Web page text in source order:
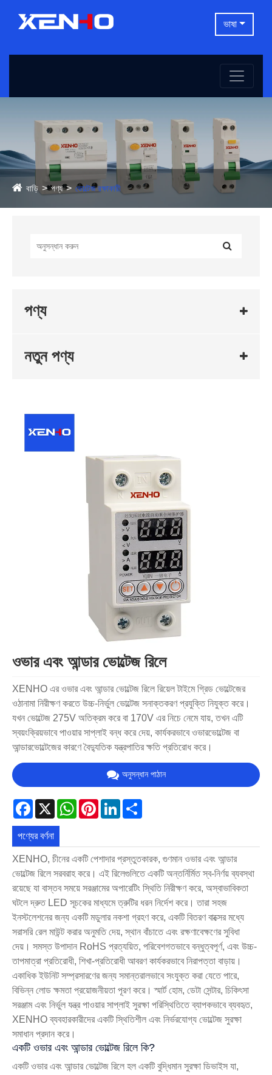
ভাষা
বাড়ি পণ্য ভোল্টেজ রক্ষাকারী
পণ্য
নতুন পণ্য
ওভার এবং আন্ডার ভোল্টেজ রিলে
XENHO এর ওভার এবং আন্ডার ভোল্টেজ রিলে রিয়েল টাইমে গ্রিড ভোল্টেজের
ওঠানামা নিরীক্ষণ করতে উচ্চ-নির্ভুল ভোল্টেজ সনাক্তকরণ প্রযুক্তি নিযুক্ত করে।
যখন ভোল্টেজ 275V অতিক্রম করে বা 170V এর নিচে নেমে যায়, তখন এটি
স্বয়ংক্রিয়ভাবে পাওয়ার সাপ্লাই বন্ধ করে দেয়, কার্যকরভাবে ওভারভোল্টেজ বা
আন্ডারভোল্টেজের কারণে বৈদ্যুতিক যন্ত্রপাতির ক্ষতি প্রতিরোধ করে।
অনুসন্ধান পাঠান
Facebook
X WhatsApp
PinterestLinkedIn
পণ্যের বর্ণনা
XENHO, চীনের একটি পেশাদার প্রস্তুতকারক, গুণমান ওভার এবং আন্ডার
ভোল্টেজ রিলে সরবরাহ করে। এই রিলেগুলিতে একটি অন্তর্নির্মিত স্ব-নির্ণয় ব্যবস্থা
রয়েছে যা বাস্তব সময়ে সরঞ্জামের অপারেটিং স্থিতি নিরীক্ষণ করে, অস্বাভাবিকতা
ঘটলে দ্রুত LED সূচকের মাধ্যমে ত্রুটির ধরন নির্দেশ করে। তারা সহজ
ইনস্টলেশনের জন্য একটি মডুলার নকশা গ্রহণ করে, একটি বিতরণ বাক্সের মধ্যে
সরাসরি রেল মাউন্ট করার অনুমতি দেয়, স্থান বাঁচাতে এবং রক্ষণাবেক্ষণের সুবিধা
দেয়। সমস্ত উপাদান RoHS প্রত্যয়িত, পরিবেশগতভাবে বন্ধুত্বপূর্ণ, এবং উচ্চ-
তাপমাত্রা প্রতিরোধী, শিখা-প্রতিরোধী আবরণ কার্যকরভাবে নিরাপত্তা বাড়ায়।
একাধিক ইউনিট সম্প্রসারণের জন্য সমান্তরালভাবে সংযুক্ত করা যেতে পারে,
বিভিন্ন লোড ক্ষমতা প্রয়োজনীয়তা পূরণ করে। স্মার্ট হোম, ডেটা সেন্টার, চিকিৎসা
সরঞ্জাম এবং নির্ভুল যন্ত্র পাওয়ার সাপ্লাই সুরক্ষা পরিস্থিতিতে ব্যাপকভাবে ব্যবহৃত,
XENHO ব্যবহারকারীদের একটি স্থিতিশীল এবং নির্ভরযোগ্য ভোল্টেজ সুরক্ষা
সমাধান প্রদান করে।
একটি ওভার এবং আন্ডার ভোল্টেজ রিলে কি?
একটি ওভার এবং আন্ডার ভোল্টেজ রিলে হল একটি বুদ্ধিমান সুরক্ষা ডিভাইস যা,